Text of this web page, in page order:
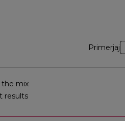
Primerjaj
the mix
results